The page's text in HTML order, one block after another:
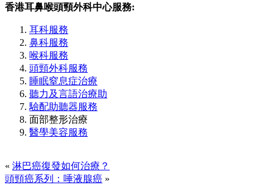
香港耳鼻喉頭頸外科中心服務:
耳科服務
鼻科服務
喉科服務
頭頸外科服務
睡眠窒息症治療
聽力及言語治療助
驗配助聽器服務
面部整形治療
醫學美容服務
« 淋巴癌復發如何治療？
頭頸癌系列：唾液腺癌 »